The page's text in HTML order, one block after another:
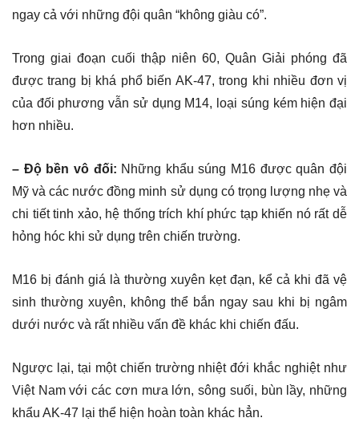
ngay cả với những đội quân “không giàu có”.
Trong giai đoạn cuối thập niên 60, Quân Giải phóng đã
được trang bị khá phổ biến AK-47, trong khi nhiều đơn vị
của đối phương vẫn sử dụng M14, loại súng kém hiện đại
hơn nhiều.
– Độ bền vô đối: Những khẩu súng M16 được quân đội
Mỹ và các nước đồng minh sử dụng có trọng lượng nhẹ và
chi tiết tinh xảo, hệ thống trích khí phức tạp khiến nó rất dễ
hỏng hóc khi sử dụng trên chiến trường.
M16 bị đánh giá là thường xuyên kẹt đạn, kể cả khi đã vệ
sinh thường xuyên, không thể bắn ngay sau khi bị ngâm
dưới nước và rất nhiều vấn đề khác khi chiến đấu.
Ngược lại, tại một chiến trường nhiệt đới khắc nghiệt như
Việt Nam với các cơn mưa lớn, sông suối, bùn lầy, những
khẩu AK-47 lại thể hiện hoàn toàn khác hẳn.